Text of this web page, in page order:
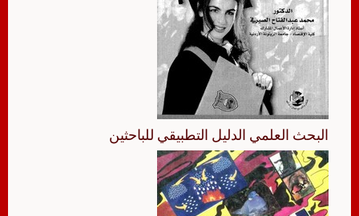
البحث العلمي الدليل التطبيقي للباحثين